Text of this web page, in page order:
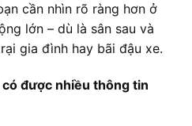
cần nhìn rõ ràng hơn ở
lớn – dù là sân sau và
gia đình hay bãi đậu xe.
được nhiều thông tin